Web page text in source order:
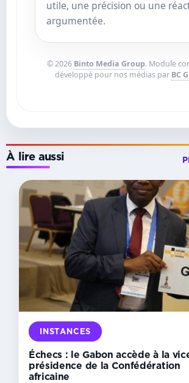
utile, une précision ou une
argumentée.
© 2026 Binto Media Group. Module
développé pour nos médias par BC
À lire aussi
SUSPENS
Ligue
des
champions
CAF :
Mangasport
d’African
Stars
et
rêve
déjà
d’Orlando
Pirates
INSTANCES
Échecs : le Gabon accède à la
présidence de la Confédération
africaine